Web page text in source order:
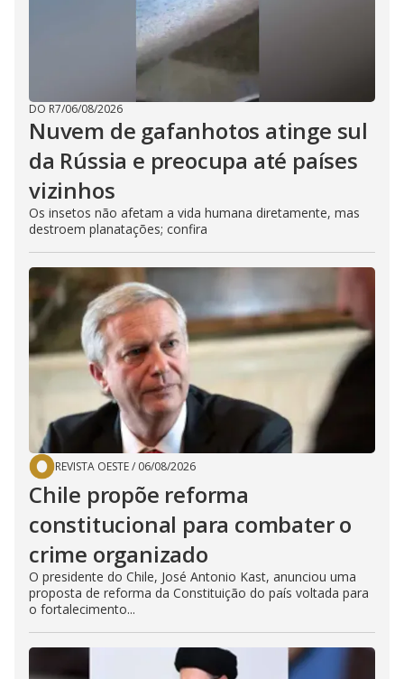
DO R7/06/08/2026
Nuvem de gafanhotos atinge sul
da Rússia e preocupa até países
vizinhos
Os insetos não afetam a vida humana diretamente, mas
destroem planatações; confira
REVISTA OESTE/ 06/08/2026
Chile propõe reforma
constitucional para combater o
crime organizado
O presidente do Chile, José Antonio Kast, anunciou uma
proposta de reforma da Constituição do país voltada para
o fortalecimento...